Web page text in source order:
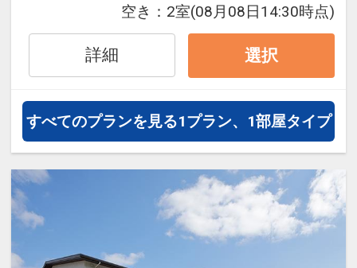
オプションでレンタカーや現地交
約）が可能なプランもございます。
空き： 2室(08月08日14:30時点)
詳細 選択
すべてのプランを見る1プラン、1部屋タイプ